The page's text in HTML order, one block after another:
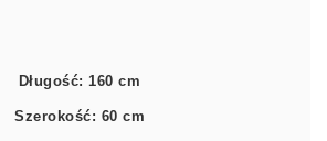
Długość: 160 cm
Szerokość: 60 cm